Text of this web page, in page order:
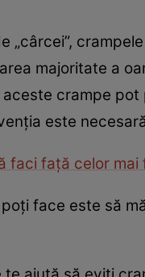
„cârcei”,
majoritate a
crampe
este
faci față celor
face este să